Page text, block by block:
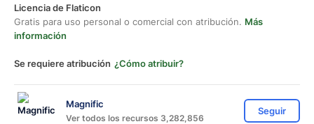
Licencia de Flaticon
Gratis para uso personal o comercial con atribución. Más
información
Se requiere atribución ¿Cómo atribuir?
Magnific
Ver todos los recursos 3,282,856
Seguir